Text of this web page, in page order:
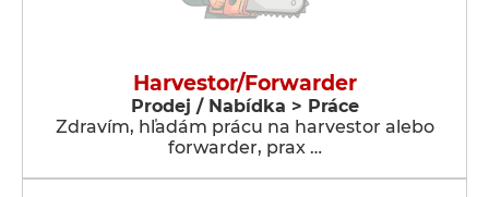
Harvestor/Forwarder
Prodej / Nabídka > Práce
Zdravím, hľadám prácu na harvestor alebo
forwarder, prax …